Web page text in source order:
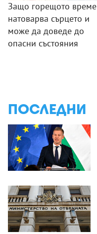
Защо горещото време
натоварва сърцето и
може да доведе до
опасни състояния
ПОСЛЕДНИ